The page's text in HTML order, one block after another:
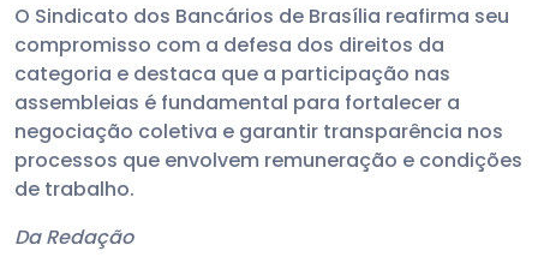
O Sindicato dos Bancários de Brasília reafirma seu
compromisso com a defesa dos direitos da
categoria e destaca que a participação nas
assembleias é fundamental para fortalecer a
negociação coletiva e garantir transparência nos
processos que envolvem remuneração e condições
de trabalho.
Da Redação